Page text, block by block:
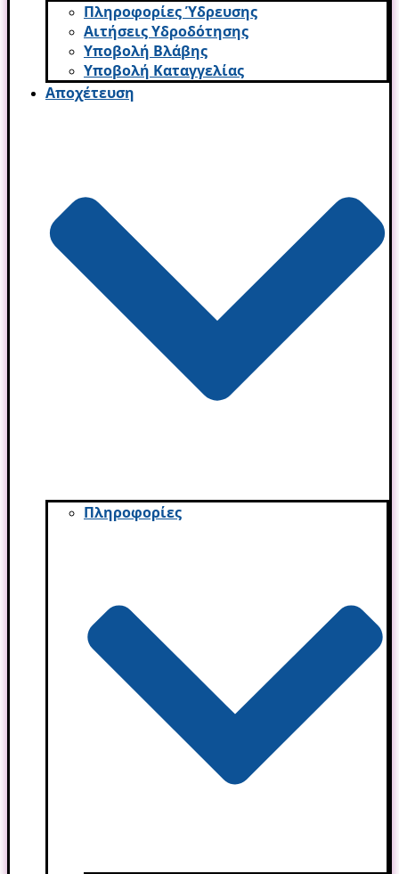
Πληροφορίες Ύδρευσης
Αιτήσεις Υδροδότησης
Υποβολή Βλάβης
Υποβολή Καταγγελίας
Αποχέτευση
Πληροφορίες